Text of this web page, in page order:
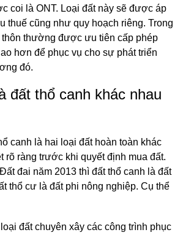
coi là ONT. Loại đất này sẽ được áp
thuế cũng như quy hoạch riêng. Trong
thôn thường được ưu tiên cấp phép
hơn để phục vụ cho sự phát triển
đó.
đất thổ canh khác nhau
canh là hai loại đất hoàn toàn khác
rõ ràng trước khi quyết định mua đất.
đai năm 2013 thì đất thổ canh là đất
thổ cư là đất phi nông nghiệp. Cụ thể
đất chuyên xây các công trình phục